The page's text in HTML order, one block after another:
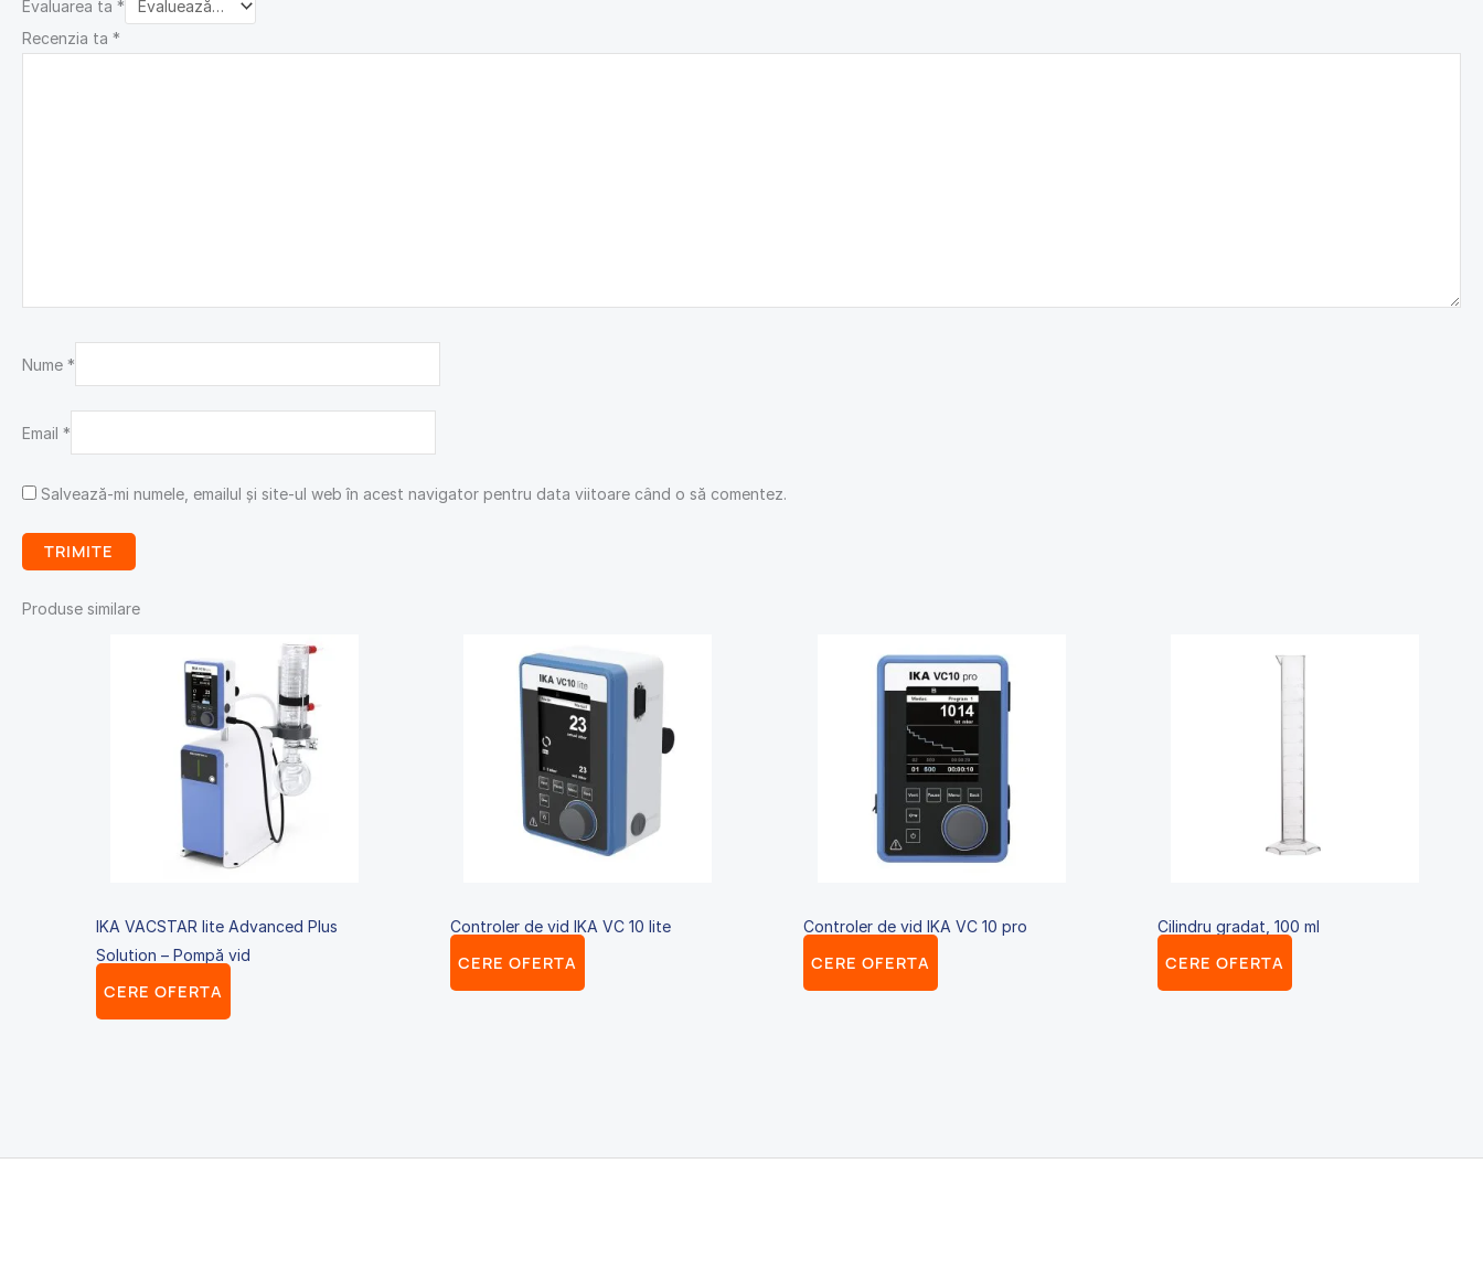
Evaluarea ta *
Recenzia ta *
Nume *
Email *
Salvează-mi numele, emailul și site-ul web în acest navigator pentru data viitoare când o să comentez.
Produse similare
IKA VACSTAR lite Advanced Plus
Solution – Pompă vid
CERE OFERTA
Controler de vid IKA VC 10 lite
CERE OFERTA
Controler de vid IKA VC 10 pro
CERE OFERTA
Cilindru gradat, 100 ml
CERE OFERTA